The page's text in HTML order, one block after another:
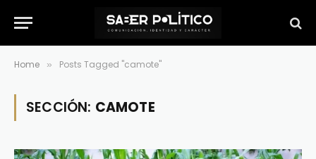
Home » Posts Tagged "camote"
SECCIÓN: CAMOTE